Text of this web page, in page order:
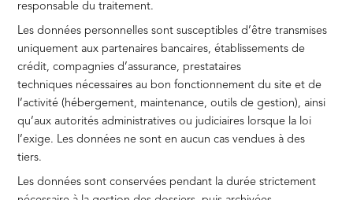
responsable du traitement.
Les données personnelles sont susceptibles d’être transmises
uniquement aux partenaires bancaires, établissements de
crédit, compagnies d’assurance, prestataires
techniques nécessaires au bon fonctionnement du site et de
l’activité (hébergement, maintenance, outils de gestion), ainsi
qu’aux autorités administratives ou judiciaires lorsque la loi
l’exige. Les données ne sont en aucun cas vendues à des
tiers.
Les données sont conservées pendant la durée strictement